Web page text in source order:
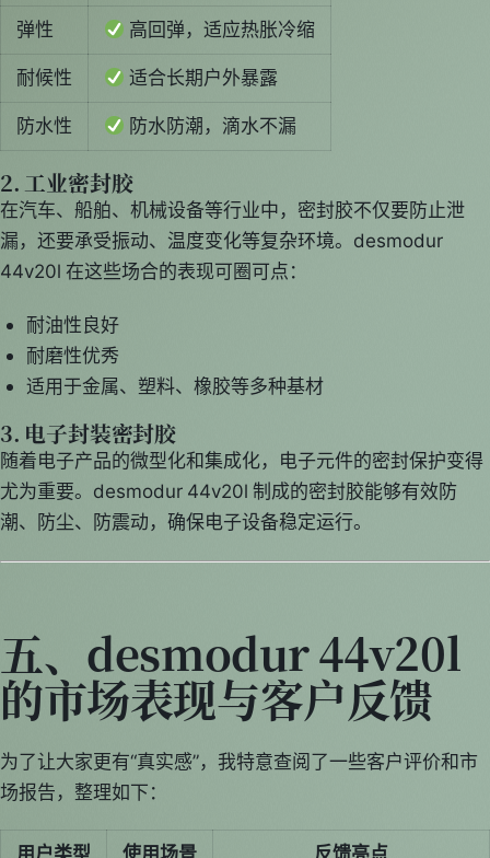
弹性
高回弹，适应热胀冷缩
耐候性
适合长期户外暴露
防水性
防水防潮，滴水不漏
2. 工业密封胶
在汽车、船舶、机械设备等行业中，密封胶不仅要防止泄
漏，还要承受振动、温度变化等复杂环境。desmodur
44v20l 在这些场合的表现可圈可点：
耐油性良好
耐磨性优秀
适用于金属、塑料、橡胶等多种基材
3. 电子封装密封胶
随着电子产品的微型化和集成化，电子元件的密封保护变得
尤为重要。desmodur 44v20l 制成的密封胶能够有效防
潮、防尘、防震动，确保电子设备稳定运行。
五、desmodur 44v20l
的市场表现与客户反馈
为了让大家更有“真实感”，我特意查阅了一些客户评价和市
场报告，整理如下：